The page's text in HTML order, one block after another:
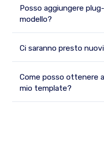
Posso aggiungere
modello?
Ci saranno presto
Come posso ottenere
mio template?